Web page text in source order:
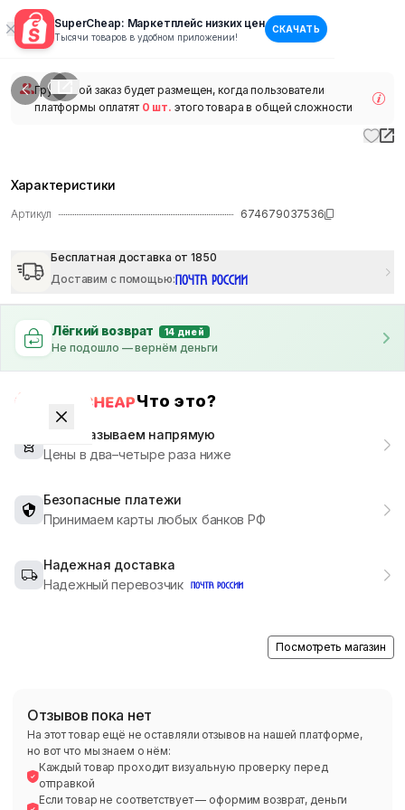
SuperCheap: Маркетплейс низких цен
Тысячи товаров в удобном приложении!
СКАЧАТЬ
1/
Групповой заказ будет размещен, когда пользователи
платформы оплатят 0 шт. этого товара в общей сложности
Характеристики
Артикул 674679037536
Бесплатная доставка от 1850
Доставим с помощью:
Лёгкий возврат 14 дней
Не подошло — вернём деньги
Что это?
Мы заказываем напрямую
Цены в два–четыре раза ниже
Безопасные платежи
Принимаем карты любых банков РФ
Надежная доставка
Надежный перевозчик
Посмотреть магазин
Отзывов пока нет
На этот товар ещё не оставляли отзывов на нашей платформе,
но вот что мы знаем о нём:
Каждый товар проходит визуальную проверку перед
отправкой
Если товар не соответствует — оформим возврат, деньги